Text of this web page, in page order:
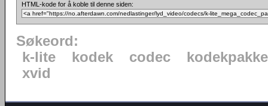
HTML-kode for å koble til denne siden:
Søkeord:
k-lite
kodek codec
kodekpakke
xvid